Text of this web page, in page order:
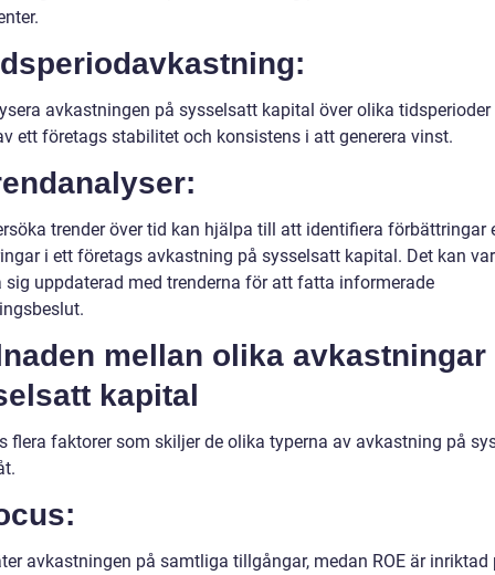
avkastningen på sysselsatt kapital över olika tidsperioder
ett företags stabilitet och konsistens i att generera vinst.
trender över tid kan hjälpa till att identifiera förbättringar
i ett företags avkastning på sysselsatt kapital. Det kan
sig uppdaterad med trenderna för att fatta informerade
mellan olika avkastningar
kapital
flera faktorer som skiljer de olika typerna av avkastning på
avkastningen på samtliga tillgångar, medan ROE är inriktad